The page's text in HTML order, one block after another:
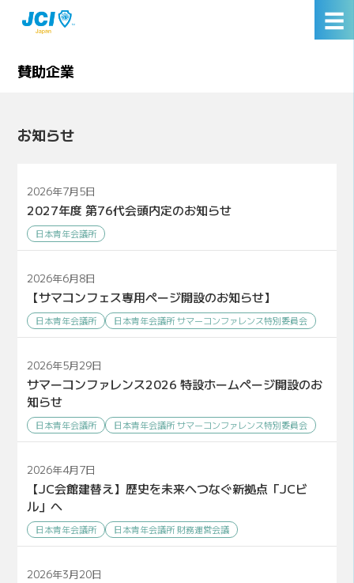
☰
賛助企業
お知らせ
2026年7月5日
2027年度 第76代会頭内定のお知らせ
日本青年会議所
2026年6月8日
【サマコンフェス専用ページ開設のお知らせ】
日本青年会議所 日本青年会議所 サマーコンファレンス特別委員会
2026年5月29日
サマーコンファレンス2026 特設ホームページ開設のお
知らせ
日本青年会議所 日本青年会議所 サマーコンファレンス特別委員会
2026年4月7日
【JC会館建替え】歴史を未来へつなぐ新拠点「JCビ
ル」へ
日本青年会議所 日本青年会議所 財務運営会議
2026年3月20日